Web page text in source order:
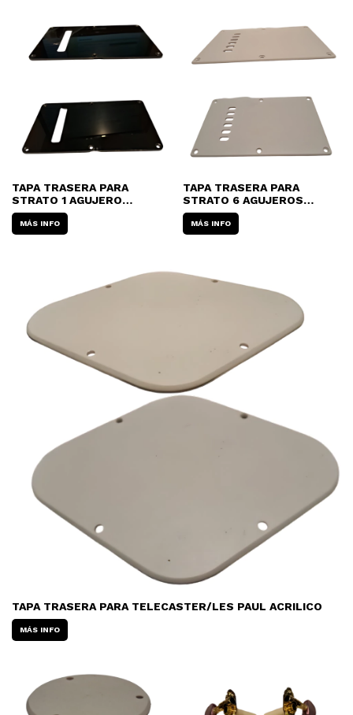
TAPA TRASERA PARA
STRATO 1 AGUJERO
ACRILICO
MÁS INFO
TAPA TRASERA PARA
STRATO 6 AGUJEROS
ACRILICO
MÁS INFO
TAPA TRASERA PARA TELECASTER/LES PAUL ACRILICO
MÁS INFO